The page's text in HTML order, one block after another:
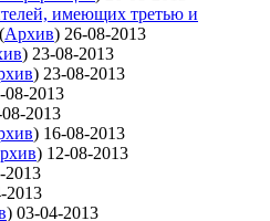
имеющих третью и
(Архив) 26-08-2013
) 23-08-2013
) 23-08-2013
08-2013
2013
) 16-08-2013
) 12-08-2013
2013
2013
) 03-04-2013